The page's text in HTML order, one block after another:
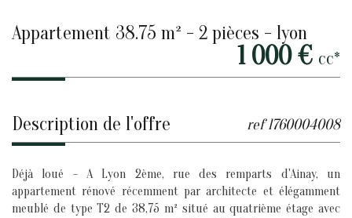
appartement 38.75 m² - 2 pièces - lyon
1 000 € cc*
description de l'offre ref l760004008
Déjà loué - A Lyon 2ème, rue des remparts d'Ainay, un
appartement rénové récemment par architecte et élégamment
meublé de type T2 de 38,75 m² situé au quatrième étage avec